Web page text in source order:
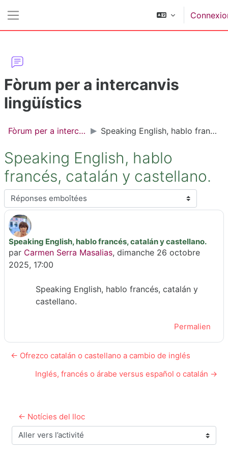
Fòrum per a intercanvis
lingüístics
Fòrum per a intercanvis lingüístics Speaking English, hablo francés, catalán y castellano.
Speaking English, hablo
francés, catalán y castellano.
Type d’affichage
Speaking English, hablo francés, catalán y castellano.
par Carmen Serra Masalias, dimanche 26 octobre
2025, 17:00
Nombre de réponses : 0
Speaking English, hablo francés, catalán y
castellano.
Permalien
← Ofrezco catalán o castellano a cambio de inglés
Inglés, francés o árabe versus español o catalán →
← Notícies del lloc
Aller vers l’activité